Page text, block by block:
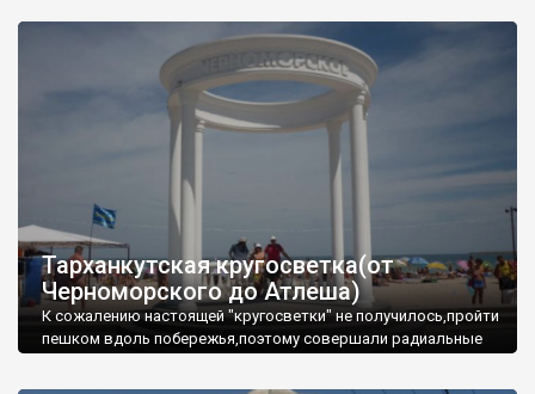
Тарханкутская кругосветка(от
Черноморского до Атлеша)
К сожалению настоящей "кругосветки" не получилось,пройти
пешком вдоль побережья,поэтому совершали радиальные